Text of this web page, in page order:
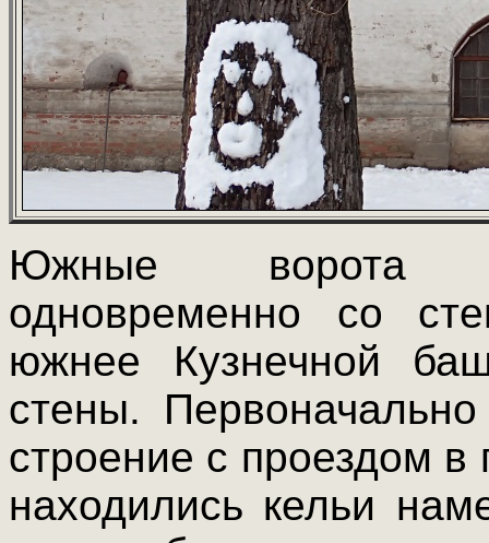
Южные ворота
одновременно со
южнее Кузнечной
стены.
строение с проездом в
находились кельи